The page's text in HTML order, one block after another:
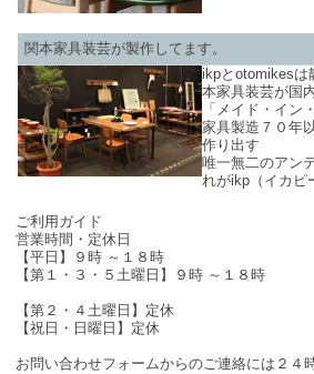
関本家具装芸が製作してます。
ikpとotomikesは
本家具装芸が国
「メイド・イン
家具製造７０年
作り出す
唯一無二のアン
れがikp（イカピ
ご利用ガイド
営業時間・定休日
【平日】９時 ～１８時
【第１・３・５土曜日】９時 ～１８時
【第２・４土曜日】定休
【祝日・日曜日】定休
お問い合わせフォームからのご連絡には２４